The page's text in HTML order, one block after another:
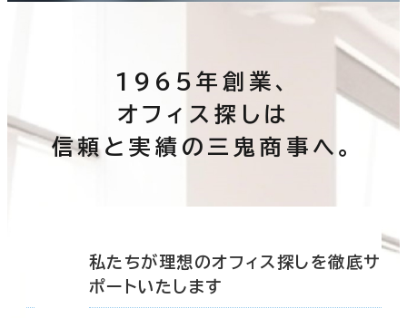
1965年創業、
オフィス探しは
信頼と実績の三鬼商事へ。
私たちが理想のオフィス探しを徹底サ
ポートいたします